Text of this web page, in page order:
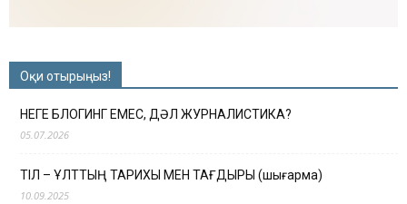
Оқи отырыңыз!
НЕГЕ БЛОГИНГ ЕМЕС, ДӘЛ ЖУРНАЛИСТИКА?
05.07.2026
ТІЛ – ҰЛТТЫҢ ТАРИХЫ МЕН ТАҒДЫРЫ (шығарма)
10.09.2025